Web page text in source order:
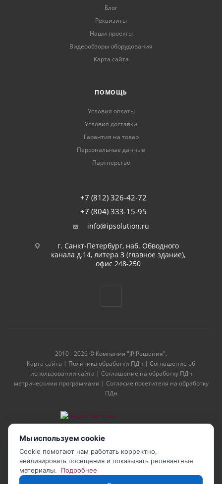
Блог
Реквизиты
Наши проекты
Видеообзоры оборудования
Карта сайта
ПОМОЩЬ
Условия оплаты
Условия доставки
Гарантия на товар
Персональные данные
Партнерство
+7 (812) 326-42-72
+7 (804) 333-15-95
info@ipsolution.ru
г. Санкт-Петербург, наб. Обводного
канала д.14, литера З (главное здание),
офис 248-250
2010 - 2026 © Компания "IP Решения".
Карта сайта | Политика обработки ПДн | Соглашение об
использовании сайта | Соглашение на обработку ПДн
метрическими программами | Согласие посетителя на обработку
ПДн
Мы используем cookie
Cookie помогают нам работать корректно,
анализировать посещения и показывать релевантные
материалы.
Подробнее